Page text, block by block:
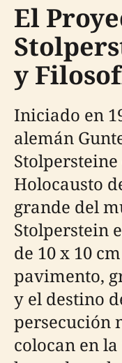
El
y
Iniciado en
alemán
Holocausto
grande del
Stolperstein
de 10 x 10
pavimento,
y el destino
persecución
colocan en